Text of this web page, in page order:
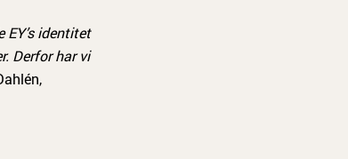
identitet
Derfor har vi